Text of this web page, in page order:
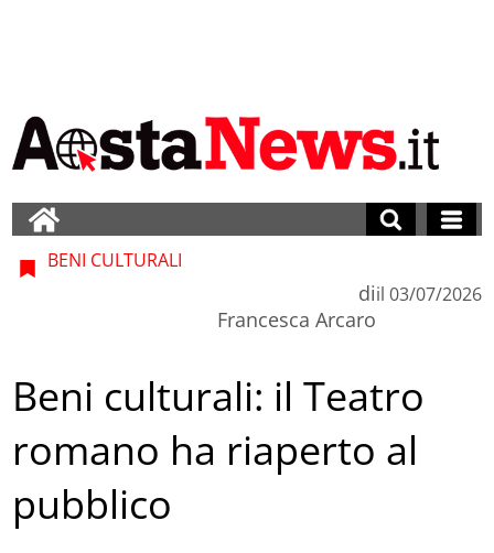
BENI CULTURALI
di
Francesca Arcaro
il 03/07/2026
Beni culturali: il Teatro
romano ha riaperto al
pubblico